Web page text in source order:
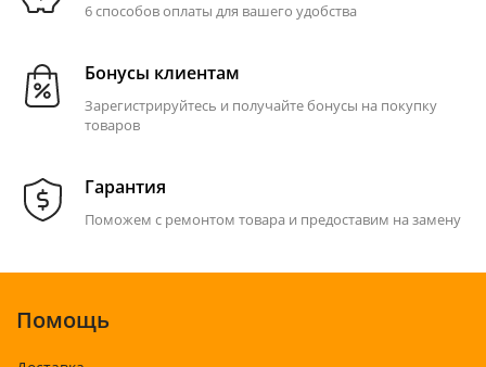
6 способов оплаты для вашего удобства
Бонусы клиентам
Зарегистрируйтесь и получайте бонусы на покупку
товаров
Гарантия
Поможем с ремонтом товара и предоставим на замену
Помощь